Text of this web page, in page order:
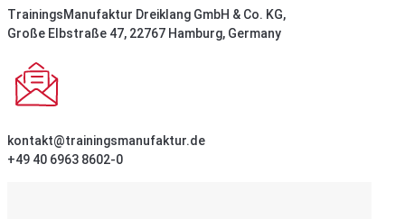
TrainingsManufaktur Dreiklang GmbH & Co. KG,
Große Elbstraße 47, 22767 Hamburg, Germany
kontakt@trainingsmanufaktur.de
+49 40 6963 8602-0